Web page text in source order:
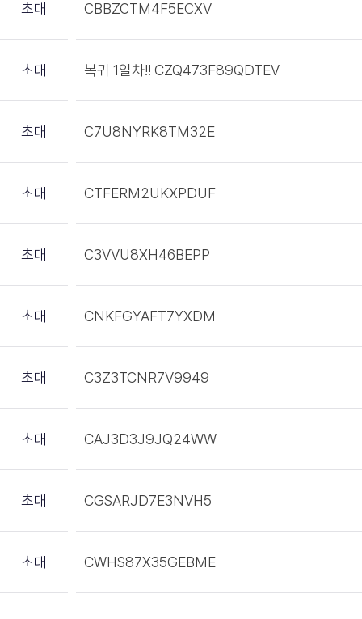
초대 CBBZCTM4F5ECXV
초대 복귀 1일차!! CZQ473F89QDTEV
초대 C7U8NYRK8TM32E
초대 CTFERM2UKXPDUF
초대 C3VVU8XH46BEPP
초대 CNKFGYAFT7YXDM
초대 C3Z3TCNR7V9949
초대 CAJ3D3J9JQ24WW
초대 CGSARJD7E3NVH5
초대 CWHS87X35GEBME